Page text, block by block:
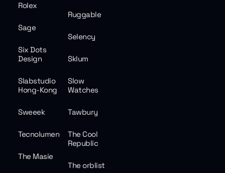
Rolex
Ruggable
Sage
Selency
Six Dots
Design
Sklum
Slabstudio
Hong-Kong
Slow
Watches
Sweeek Tawbury
Tecnolumen
The Cool
Republic
The Masie
The orblist